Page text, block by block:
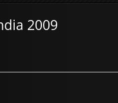
2009